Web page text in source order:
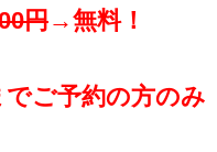
円→無料！
でご予約の方のみ